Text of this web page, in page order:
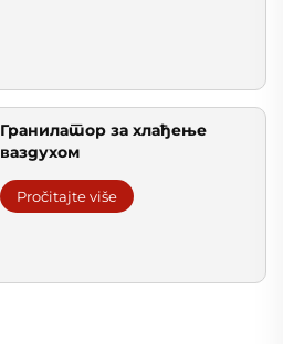
Гранилатор за хлађење
ваздухом
Pročitajte više